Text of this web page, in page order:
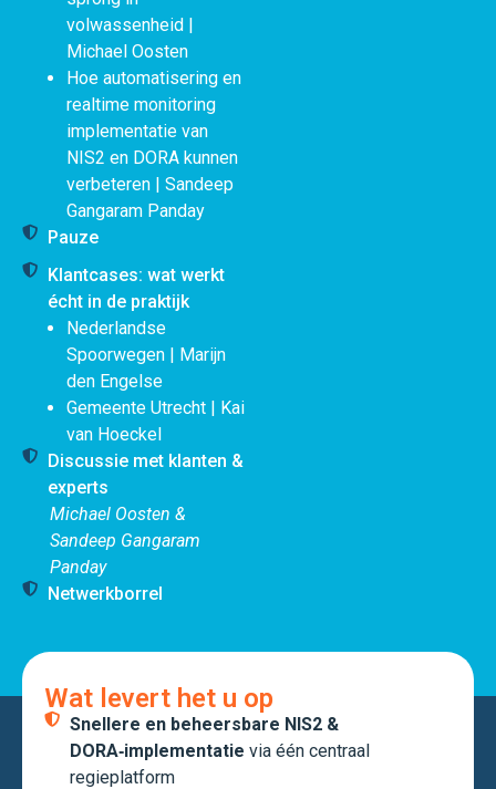
volwassenheid |
Michael Oosten
Hoe automatisering en
realtime monitoring
implementatie van
NIS2 en DORA kunnen
verbeteren | Sandeep
Gangaram Panday
Pauze
Klantcases: wat werkt
écht in de praktijk
Nederlandse
Spoorwegen | Marijn
den Engelse
Gemeente Utrecht | Kai
van Hoeckel
Discussie met klanten &
experts
Michael Oosten &
Sandeep Gangaram
Panday
Netwerkborrel
Wat levert het u op
Snellere en beheersbare NIS2 &
DORA‑implementatie via één centraal
regieplatform